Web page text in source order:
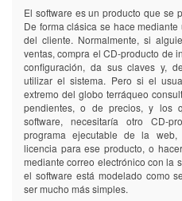
El software es un producto que se
De forma clásica se hace
del cliente. Normalmente, si
ventas, compra el CD-producto de
configuración, da sus claves y,
utilizar el sistema. Pero si el
extremo del globo terráqueo
pendientes, o de precios, y los
software, necesitaría otro CD-
programa ejecutable de la web,
licencia para ese producto, o
mediante correo electrónico con la
el software está modelado como
ser mucho más simples.